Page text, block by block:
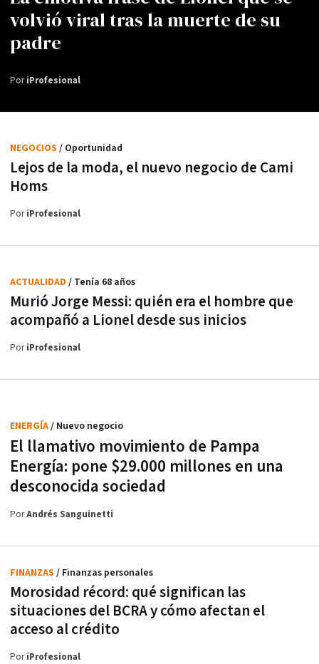
volvió viral tras la muerte de su
padre
PoriProfesional
Lejos de la moda, el nuevo negocio de Cami
Homs
NEGOCIOS / Oportunidad
PoriProfesional
Murió Jorge Messi: quién era el hombre que
acompañó a Lionel desde sus inicios
ACTUALIDAD / Tenía 68 años
PoriProfesional
El llamativo movimiento de Pampa
Energía: pone $29.000 millones en una
desconocida sociedad
ENERGÍA/ Nuevo negocio
PorAndrés Sanguinetti
Morosidad récord: qué significan las
situaciones del BCRA y cómo afectan el
acceso al crédito
FINANZAS / Finanzas personales
PoriProfesional